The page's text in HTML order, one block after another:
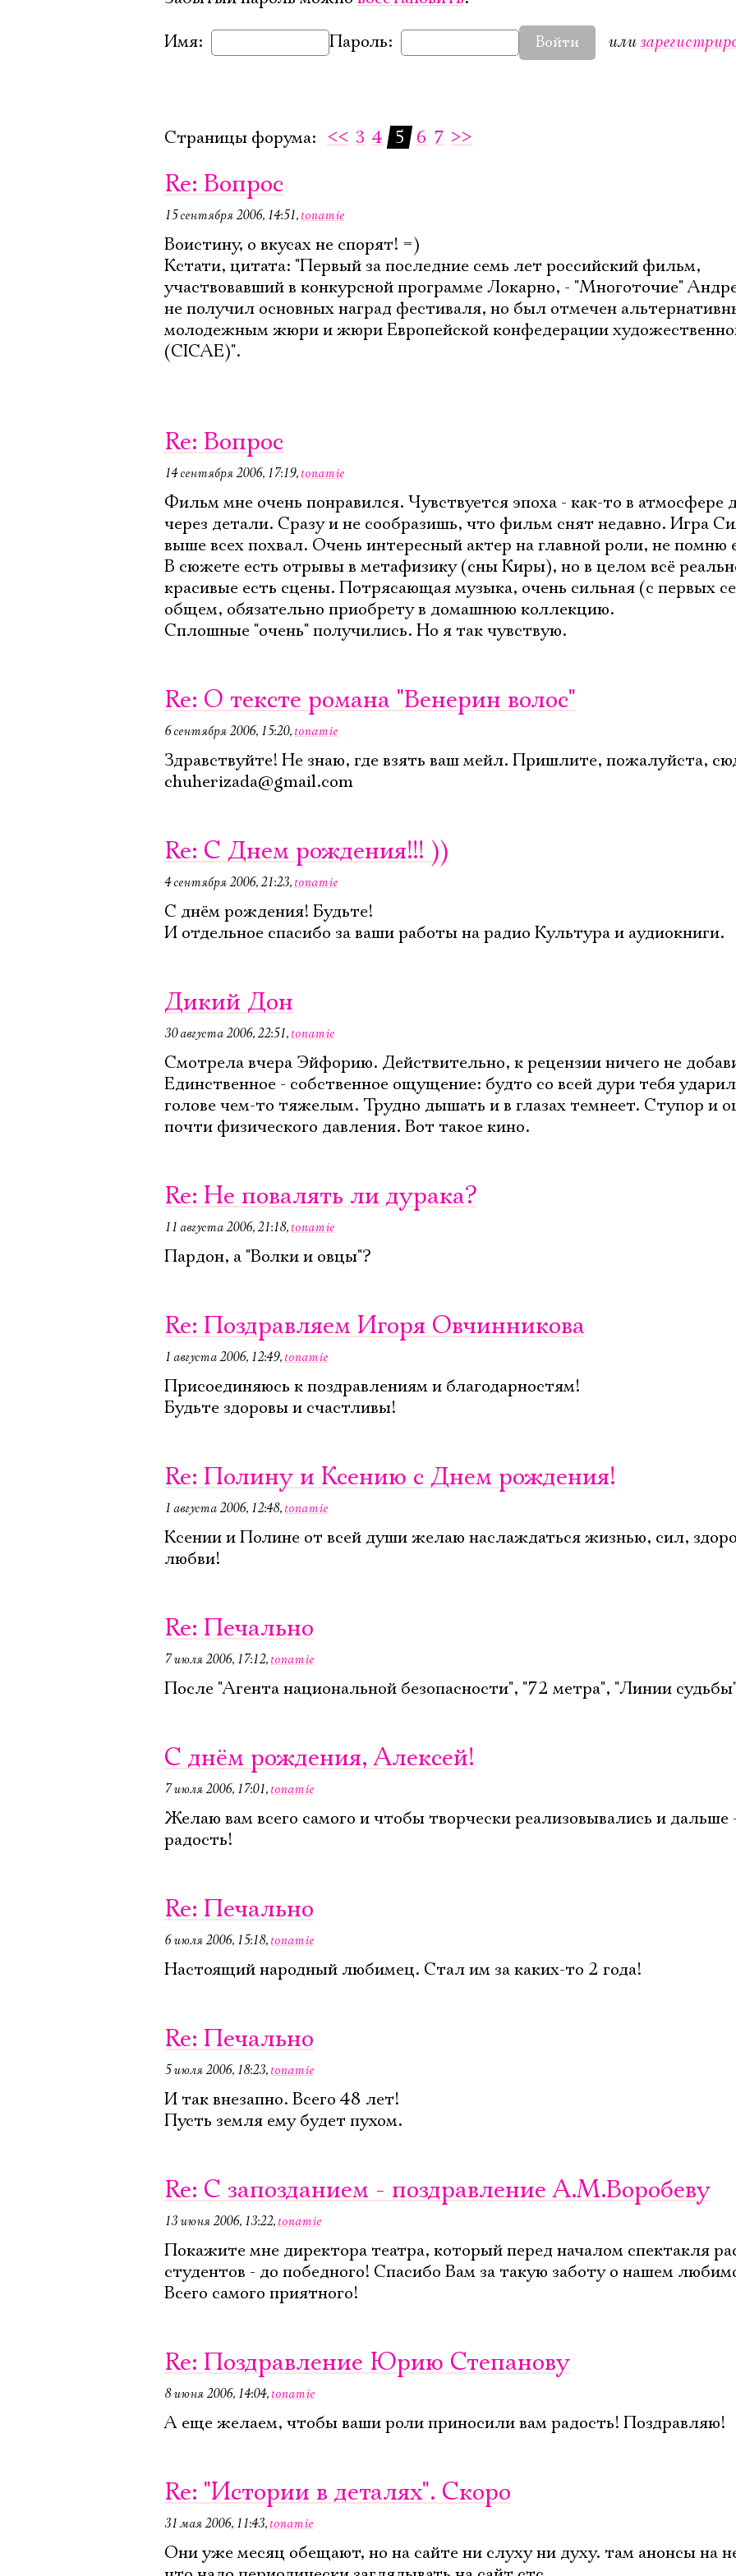
Имя: Пароль: Войти или
Страницы форума: << 3 4 5 6 7 >>
Re: Вопрос
15 сентября 2006, 14:51, tonamie
Воистину, о вкусах не спорят! =)
Кстати, цитата: "Первый за последние семь лет российский фильм,
участвовавший в конкурсной программе Локарно, - "Многоточие"
не получил основных наград фестиваля, но был отмечен
молодежным жюри и жюри Европейской конфедерации
(CICAE)".
Re: Вопрос
14 сентября 2006, 17:19, tonamie
Фильм мне очень понравился. Чувствуется эпоха - как-то в атмосфере
через детали. Сразу и не сообразишь, что фильм снят недавно. Игра
выше всех похвал. Очень интересный актер на главной роли, не помню
В сюжете есть отрывы в метафизику (сны Киры), но в целом всё
красивые есть сцены. Потрясающая музыка, очень сильная (с первых
общем, обязательно приобрету в домашнюю коллекцию.
Сплошные "очень" получились. Но я так чувствую.
Re: О тексте романа "Венерин волос"
6 сентября 2006, 15:20, tonamie
Здравствуйте! Не знаю, где взять ваш мейл. Пришлите, пожалуйста,
chuherizada@gmail.com
Re: С Днем рождения!!! ))
4 сентября 2006, 21:23, tonamie
С днём рождения! Будьте!
И отдельное спасибо за ваши работы на радио Культура и аудиокниги.
Дикий Дон
30 августа 2006, 22:51, tonamie
Смотрела вчера Эйфорию. Действительно, к рецензии ничего не
Единственное - собственное ощущение: будто со всей дури тебя
голове чем-то тяжелым. Трудно дышать и в глазах темнеет. Ступор и
почти физического давления. Вот такое кино.
Re: Не повалять ли дурака?
11 августа 2006, 21:18, tonamie
Пардон, а "Волки и овцы"?
Re: Поздравляем Игоря Овчинникова
1 августа 2006, 12:49, tonamie
Присоединяюсь к поздравлениям и благодарностям!
Будьте здоровы и счастливы!
Re: Полину и Ксению с Днем рождения!
1 августа 2006, 12:48, tonamie
Ксении и Полине от всей души желаю наслаждаться жизнью, сил,
любви!
Re: Печально
7 июля 2006, 17:12, tonamie
После "Агента национальной безопасности", "72 метра", "Линии
С днём рождения, Алексей!
7 июля 2006, 17:01, tonamie
Желаю вам всего самого и чтобы творчески реализовывались и дальше
радость!
Re: Печально
6 июля 2006, 15:18, tonamie
Настоящий народный любимец. Стал им за каких-то 2 года!
Re: Печально
5 июля 2006, 18:23, tonamie
И так внезапно. Всего 48 лет!
Пусть земля ему будет пухом.
Re: С запозданием - поздравление А.М.Воробеву
13 июня 2006, 13:22, tonamie
Покажите мне директора театра, который перед началом спектакля
студентов - до победного! Спасибо Вам за такую заботу о нашем
Всего самого приятного!
Re: Поздравление Юрию Степанову
8 июня 2006, 14:04, tonamie
А еще желаем, чтобы ваши роли приносили вам радость! Поздравляю!
Re: "Истории в деталях". Скоро
31 мая 2006, 11:43, tonamie
Они уже месяц обещают, но на сайте ни слуху ни духу. там анонсы на
Имя